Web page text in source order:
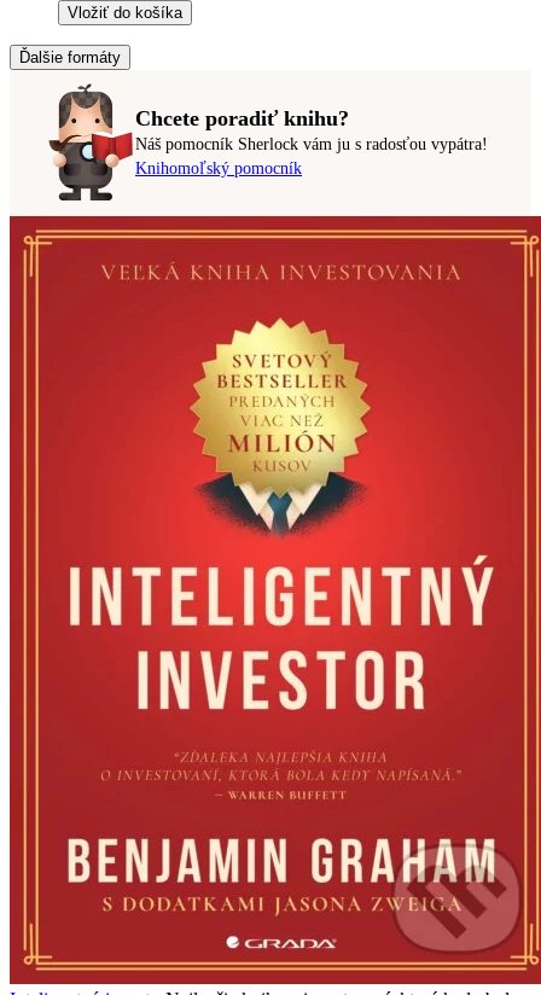
Vložiť do košíka
Ďalšie formáty
Chcete poradiť knihu?
Náš pomocník Sherlock vám ju s radosťou vypátra!
Knihomoľský pomocník